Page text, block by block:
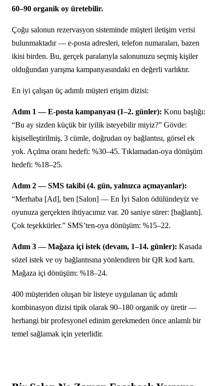
60–90 organik oy üretebilir.
Çoğu salonun rezervasyon sisteminde müşteri iletişim verisi
bulunmaktadır — e-posta adresleri, telefon numaraları, bazen
ikisi birden. Bu, gerçek paralarıyla salonunuzu seçmiş kişiler
olduğundan yarışma kampanyasındaki en değerli varlıktır.
En iyi çalışan üç adımlı müşteri erişim dizisi:
Adım 1 — E-posta kampanyası (1–2. günler): Konu başlığı:
“Bu ay sizden küçük bir iyilik isteyebilir miyiz?” Gövde:
kişiselleştirilmiş, 3 cümle, doğrudan oy bağlantısı, görsel ek
yok. Açılma oranı hedefi: %30–45. Tıklamadan-oya dönüşüm
hedefi: %18–25.
Adım 2 — SMS takibi (4. gün, yalnızca açmayanlar):
“Merhaba [Ad], ben [Salon] — En İyi Salon ödülündeyiz ve
oyunuza gerçekten ihtiyacımız var. 20 saniye sürer: [bağlantı].
Çok teşekkürler.” SMS’ten-oya dönüşüm: %15–22.
Adım 3 — Mağaza içi istek (devam, 1–14. günler): Kasada
sözel istek ve oy bağlantısına yönlendiren bir QR kod kartı.
Mağaza içi dönüşüm: %18–24.
400 müşteriden oluşan bir listeye uygulanan üç adımlı
kombinasyon dizisi tipik olarak 90–180 organik oy üretir —
herhangi bir profesyonel edinim gerekmeden önce anlamlı bir
temel sağlamak için yeterlidir.